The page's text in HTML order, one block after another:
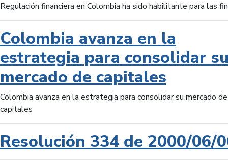
Regulación financiera en Colombia ha sido habilitante para las
Colombia avanza en la
estrategia para consolidar
mercado de capitales
Colombia avanza en la estrategia para consolidar su mercado de
capitales
Resolución 334 de 2000/06/